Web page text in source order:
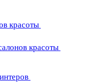
красоты
красоты